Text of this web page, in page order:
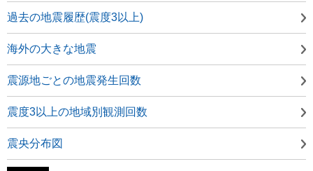
過去の地震履歴(震度3以上)
海外の大きな地震
震源地ごとの地震発生回数
震度3以上の地域別観測回数
震央分布図